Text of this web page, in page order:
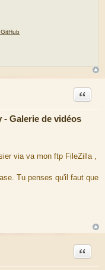
- Galerie de vidéos
Citation
via va mon ftp FileZilla ,
Tu penses qu'il faut que
Citation